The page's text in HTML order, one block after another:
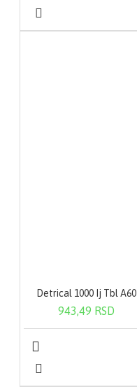
Detrical 1000 Ij Tbl A60
943,49 RSD